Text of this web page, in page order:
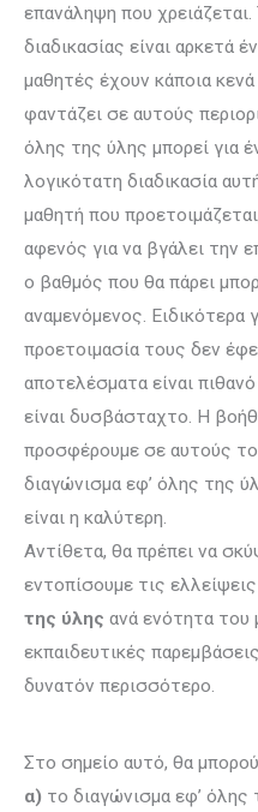
επανάληψη που
διαδικασίας είναι αρκετά
μαθητές έχουν κά­ποια
φαντάζει σε αυτούς
όλης της ύλης μπορεί για
λογικό­τατη διαδικασία
μαθητή που
αφενός για να βγάλει την
ο βαθμός που θα πάρει
αναμενόμενος. Ειδικότερα
προετοιμασία τους δεν
αποτε­λέσματα είναι
είναι δυσβάσταχτο. Η
προσφέρουμε σε αυτούς
διαγώνισμα εφ’ όλης της
είναι η καλύτερη.
Αντίθετα, θα πρέπει να
εντοπίσουμε τις
της ύλης ανά ενότητα του
εκπαιδευτικές
δυνατόν περισσότερο.
Στο σημείο αυτό, θα
α) το διαγώνισμα εφ’ όλης